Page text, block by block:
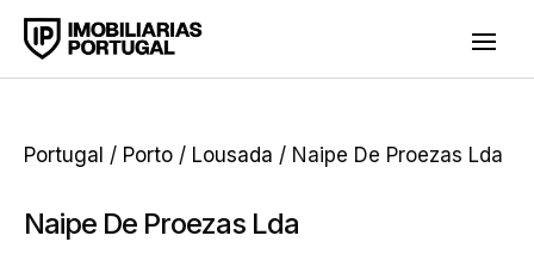
Portugal / Porto / Lousada / Naipe De Proezas Lda
Naipe De Proezas Lda